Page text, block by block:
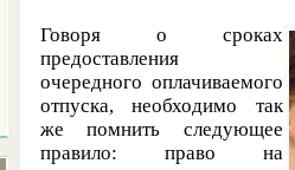
Говоря о сроках
предоставления
очередного оплачиваемого
отпуска, необходимо так
же помнить следующее
правило: право на